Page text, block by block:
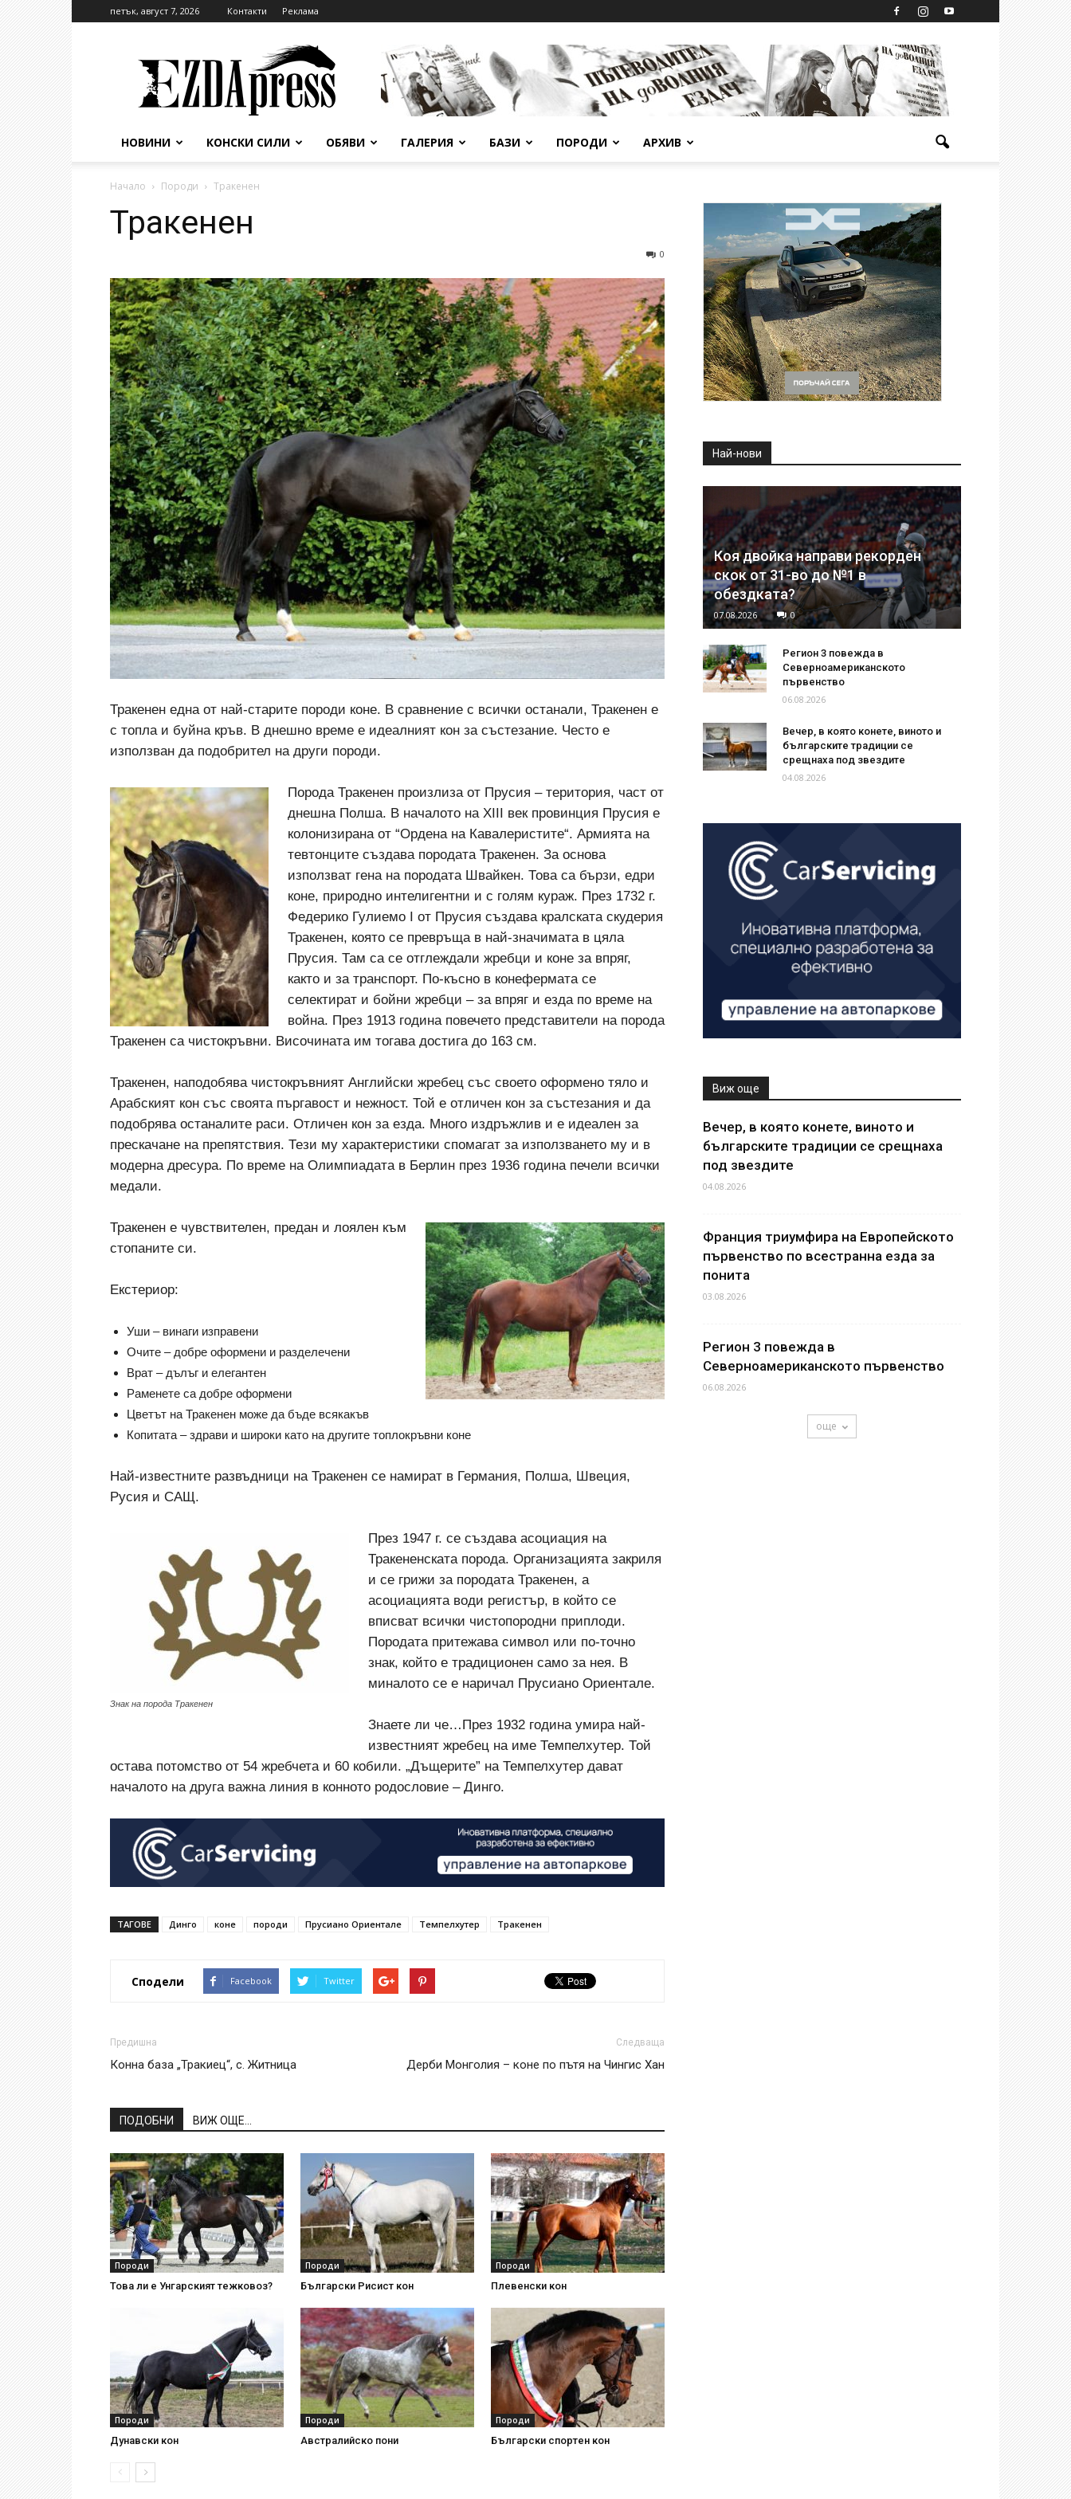
петък, август 7, 2026 Контакти Реклама
НОВИНИ КОНСКИ СИЛИ ОБЯВИ ГАЛЕРИЯ БАЗИ ПОРОДИ АРХИВ
Начало Породи Тракенен
Тракенен
0
Тракенен една от най-старите породи коне. В сравнение с всички останали, Тракенен е
с топла и буйна кръв. В днешно време е идеалният кон за състезание. Често е
използван да подобрител на други породи.
Порода Тракенен произлиза от Прусия – територия, част от
днешна Полша. В началото на XIII век провинция Прусия е
колонизирана от “Ордена на Кавалеристите“. Армията на
тевтонците създава породата Тракенен. За основа
използват гена на породата Швайкен. Това са бързи, едри
коне, природно интелигентни и с голям кураж. През 1732 г.
Федерико Гулиемо I от Прусия създава кралската скудерия
Тракенен, която се превръща в най-значимата в цяла
Прусия. Там са се отглеждали жребци и коне за впряг,
както и за транспорт. По-късно в конефермата се
селектират и бойни жребци – за впряг и езда по време на
война. През 1913 година повечето представители на порода
Тракенен са чистокръвни. Височината им тогава достига до 163 см.
Тракенен, наподобява чистокръвният Английски жребец със своето оформено тяло и
Арабският кон със своята пъргавост и нежност. Той е отличен кон за състезания и да
подобрява останалите раси. Отличен кон за езда. Много издръжлив и е идеален за
прескачане на препятствия. Тези му характеристики спомагат за използването му и в
модерна дресура. По време на Олимпиадата в Берлин през 1936 година печели всички
медали.
Тракенен е чувствителен, предан и лоялен към
стопаните си.
Екстериор:
Уши – винаги изправени
Очите – добре оформени и разделечени
Врат – дълъг и елегантен
Раменете са добре оформени
Цветът на Тракенен може да бъде всякакъв
Копитата – здрави и широки като на другите топлокръвни коне
Най-известните развъдници на Тракенен се намират в Германия, Полша, Швеция,
Русия и САЩ.
Знак на порода Тракенен
През 1947 г. се създава асоциация на
Тракененската порода. Организацията закриля
и се грижи за породата Тракенен, а
асоциацията води регистър, в който се
вписват всички чистопородни приплоди.
Породата притежава символ или по-точно
знак, който е традиционен само за нея. В
миналото се е наричал Прусиано Ориентале.
Знаете ли че…През 1932 година умира най-
известният жребец на име Темпелхутер. Той
остава потомство от 54 жребчета и 60 кобили. „Дъщерите” на Темпелхутер дават
началото на друга важна линия в конното родословие – Динго.
ТАГОВЕ Динго коне породи Прусиано Ориентале Темпелхутер Тракенен
Сподели Facebook Twitter
Предишна
Конна база „Тракиец“, с. Житница
Следваща
Дерби Монголия – коне по пътя на Чингис Хан
ПОДОБНИ ВИЖ ОЩЕ...
Породи
Това ли е Унгарският тежковоз?
Породи
Български Рисист кон
Породи
Плевенски кон
Породи
Дунавски кон
Породи
Австралийско пони
Породи
Български спортен кон
Най-нови
Коя двойка направи рекорден
скок от 31-во до №1 в
обездката?
07.08.2026 0
Регион 3 повежда в
Северноамериканското
първенство
06.08.2026
Вечер, в която конете, виното и
българските традиции се
срещнаха под звездите
04.08.2026
Виж още
Вечер, в която конете, виното и
българските традиции се срещнаха
под звездите
04.08.2026
Франция триумфира на Европейското
първенство по всестранна езда за
понита
03.08.2026
Регион 3 повежда в
Северноамериканското първенство
06.08.2026
още